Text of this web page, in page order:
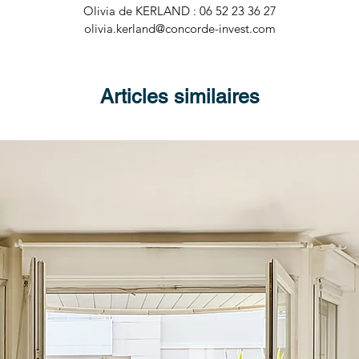
Olivia de KERLAND : 06 52 23 36 27
olivia.kerland@concorde-invest.com
Articles similaires